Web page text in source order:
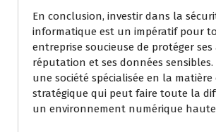
En conclusion, investir dans la
informatique est un impératif pour
entreprise soucieuse de protéger ses
réputation et ses données sensibles.
une société spécialisée en la
stratégique qui peut faire toute la
un environnement numérique